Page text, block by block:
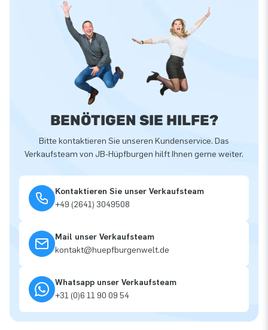
BENÖTIGEN SIE HILFE?
Bitte kontaktieren Sie unseren Kundenservice. Das
Verkaufsteam von JB-Hüpfburgen hilft Ihnen gerne weiter.
Kontaktieren Sie unser Verkaufsteam
+49 (2641) 3049508
Mail unser Verkaufsteam
kontakt@huepfburgenwelt.de
Whatsapp unser Verkaufsteam
+31 (0)6 11 90 09 54